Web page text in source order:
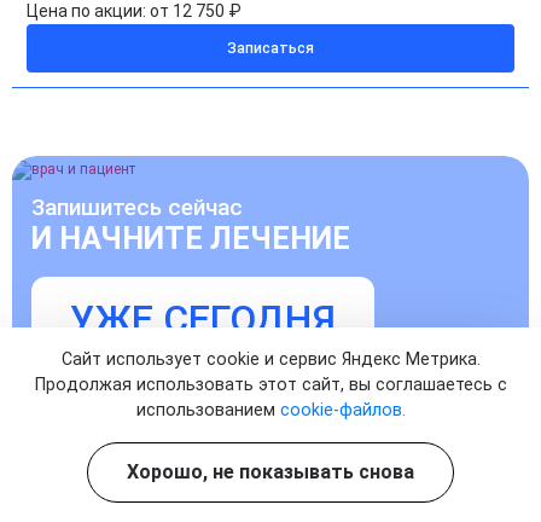
Цена по акции: от 12 750 ₽
Записаться
Запишитесь сейчас
И НАЧНИТЕ ЛЕЧЕНИЕ
УЖЕ СЕГОДНЯ
Записаться на прием к врачу
Сайт использует cookie и сервис Яндекс Метрика.
Продолжая использовать этот сайт, вы соглашаетесь с
использованием cookie-файлов.
Хорошо, не показывать снова